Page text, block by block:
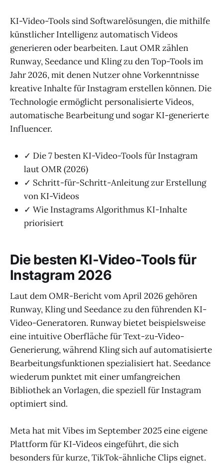
KI-Video-Tools sind Softwarelösungen, die mithilfe
künstlicher Intelligenz automatisch Videos
generieren oder bearbeiten. Laut OMR zählen
Runway, Seedance und Kling zu den Top-Tools im
Jahr 2026, mit denen Nutzer ohne Vorkenntnisse
kreative Inhalte für Instagram erstellen können. Die
Technologie ermöglicht personalisierte Videos,
automatische Bearbeitung und sogar KI-generierte
Influencer.
✓ Die 7 besten KI-Video-Tools für Instagram
laut OMR (2026)
✓ Schritt-für-Schritt-Anleitung zur Erstellung
von KI-Videos
✓ Wie Instagrams Algorithmus KI-Inhalte
priorisiert
Die besten KI-Video-Tools für
Instagram 2026
Laut dem OMR-Bericht vom April 2026 gehören
Runway, Kling und Seedance zu den führenden KI-
Video-Generatoren. Runway bietet beispielsweise
eine intuitive Oberfläche für Text-zu-Video-
Generierung, während Kling sich auf automatisierte
Bearbeitungsfunktionen spezialisiert hat. Seedance
wiederum punktet mit einer umfangreichen
Bibliothek an Vorlagen, die speziell für Instagram
optimiert sind.
Meta hat mit Vibes im September 2025 eine eigene
Plattform für KI-Videos eingeführt, die sich
besonders für kurze, TikTok-ähnliche Clips eignet.